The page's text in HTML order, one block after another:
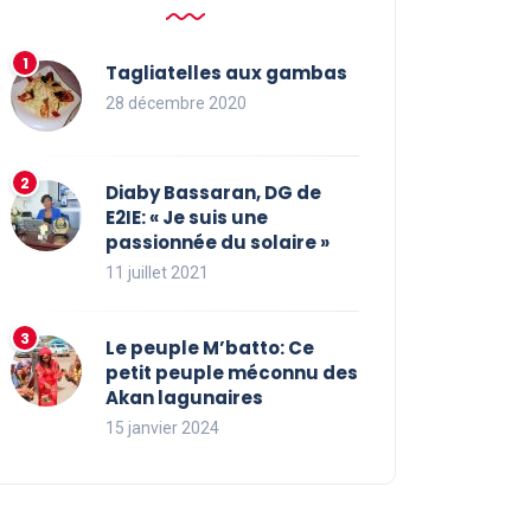
Tagliatelles aux gambas
28 décembre 2020
Diaby Bassaran, DG de
E2IE: « Je suis une
passionnée du solaire »
11 juillet 2021
Le peuple M’batto: Ce
petit peuple méconnu des
Akan lagunaires
15 janvier 2024